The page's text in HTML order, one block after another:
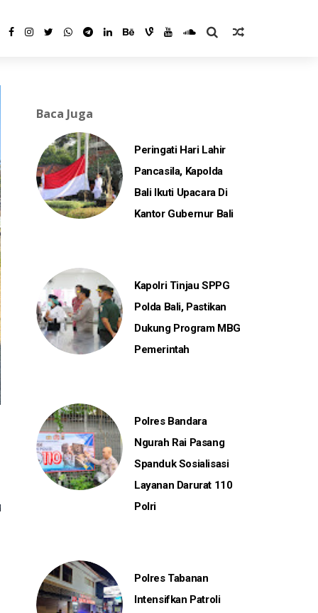
Baca Juga
Peringati Hari Lahir
Pancasila, Kapolda
Bali Ikuti Upacara Di
Kantor Gubernur Bali
Kapolri Tinjau SPPG
Polda Bali, Pastikan
Dukung Program MBG
Pemerintah
Polres Bandara
Ngurah Rai Pasang
Spanduk Sosialisasi
Layanan Darurat 110
Polri
Polres Tabanan
Intensifkan Patroli